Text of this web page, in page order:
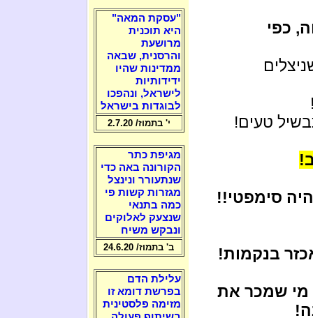
כפי
טעים!
סימפטי!!
בנקמות!
מי שמכר את
"עסקת המאה"
היא תוכנית
מרושעת
והרסנית, שבאה
ממדינות שהיו
ידידותיות
לישראל, ונהפכו
לבוגדות בישראל
י' בתמוז/ 2.7.20
מגיפת כתר
הקורונה באה כדי
שנתעורר ונינצל
מגזרות קשות פי
כמה בתנאי
שנצעק לאלוקים
ונבקש משיח
ב' בתמוז/ 24.6.20
עלילת הדם
בפרשת דומא זו
מזימה פלסטינית